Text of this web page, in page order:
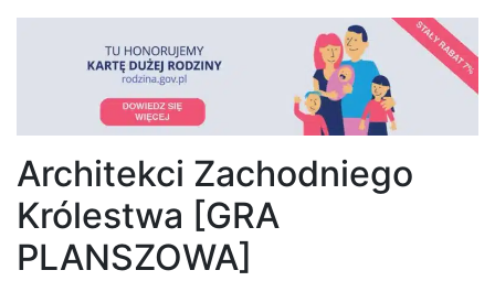
Architekci Zachodniego
Królestwa [GRA
PLANSZOWA]